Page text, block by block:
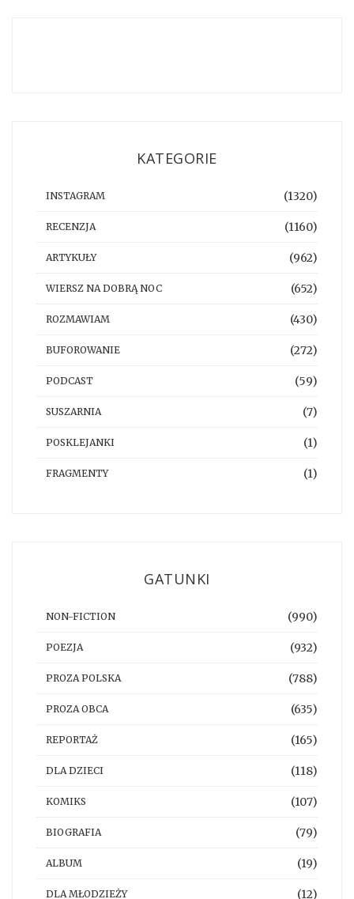
KATEGORIE
INSTAGRAM (1320)
RECENZJA (1160)
ARTYKUŁY (962)
WIERSZ NA DOBRĄ NOC (652)
ROZMAWIAM (430)
BUFOROWANIE (272)
PODCAST (59)
SUSZARNIA (7)
POSKLEJANKI (1)
FRAGMENTY (1)
GATUNKI
NON-FICTION (990)
POEZJA (932)
PROZA POLSKA (788)
PROZA OBCA (635)
REPORTAŻ (165)
DLA DZIECI (118)
KOMIKS (107)
BIOGRAFIA (79)
ALBUM (19)
DLA MŁODZIEŻY (12)